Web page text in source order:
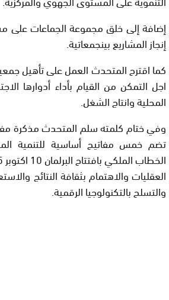
إضافة إلى خلق مجموعة الجماعات على
إنجاز المشاريع بينجمعاتية.
كما اقترح المتحدث العمل على تأهيل
اجل التمكن من القيام بأداء أدوارها
المحلية وانتاج الشغل.
وفي ختام كلمته سلم المتحدث مذكرة
تضم خمس مفاتيح أساسية للتنمية
العقليات والاهتمام بثقافة النتائج
والتسلح بالتكنولوجيا الرقمية.